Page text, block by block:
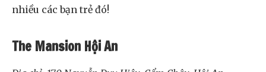
nhiều các bạn trẻ đó!
The Mansion Hội An